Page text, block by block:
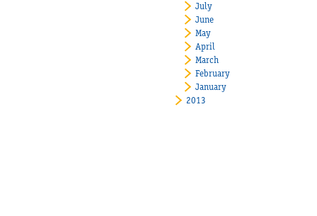
July
June
May
April
March
February
January
2013